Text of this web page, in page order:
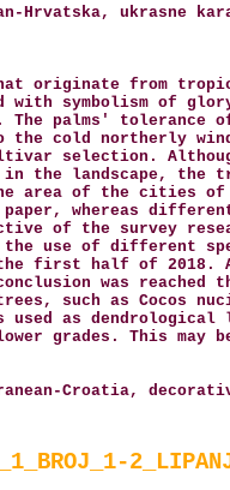
Hrvatska, ukrasne
originate from
with symbolism of
The palms'
the cold northerly
selection.
the landscape, the
area of the cities
whereas
of the survey
use of different
the first half of 2018.
was reached
such as Cocos
used as
grades. This
Croatia,